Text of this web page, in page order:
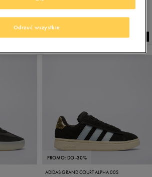
PROMO: DO -30%
ADIDAS GRAND COURT ALPHA 00S
Odrzuć wszystkie